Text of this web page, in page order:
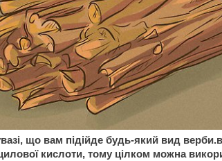
що вам підійде будь-який вид
кислоти, тому цілком можна